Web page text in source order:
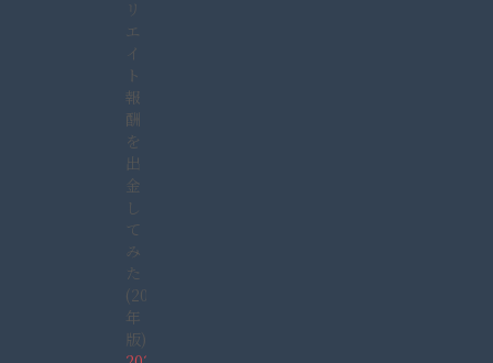
リ
エ
イ
ト
報
酬
を
出
金
し
て
み
た
(2022
年
版)